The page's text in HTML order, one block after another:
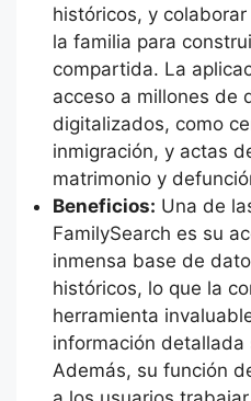
históricos, y
la familia para
compartida. La
acceso a millones de
digitalizados, como
inmigración, y actas
matrimonio y
Beneficios: Una de
FamilySearch es su
inmensa base de
históricos, lo que la
herramienta
información
Además, su función